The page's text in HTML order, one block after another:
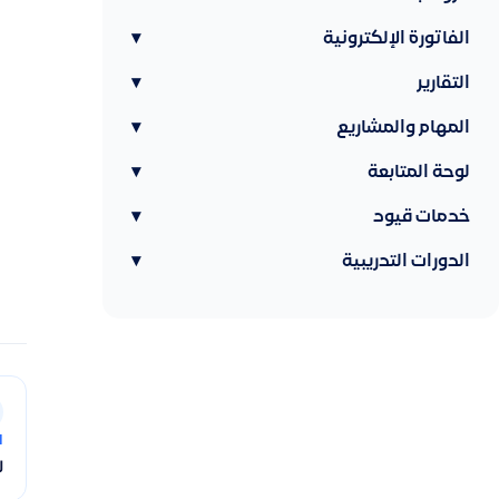
الفاتورة الإلكترونية ▾
التقارير ▾
المهام والمشاريع ▾
لوحة المتابعة ▾
خدمات قيود ▾
الدورات التدريبية ▾